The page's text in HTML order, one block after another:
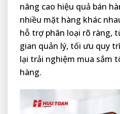
nâng cao hiệu quả bán
nhiều mặt hàng khác
hỗ trợ phân loại rõ ràng,
gian quản lý, tối ưu quy
lại trải nghiệm mua sắm
hàng.